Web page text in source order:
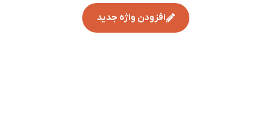
افزودن واژه جدید